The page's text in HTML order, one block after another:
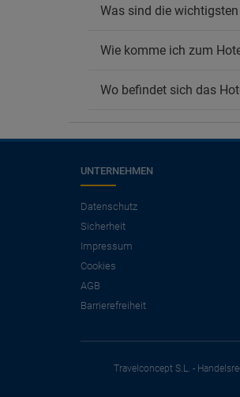
Was sind die
Wie komme ich zum
Wo befindet sich das
Benötigen Sie einen
Flug?
Angebote für Flug + Hotel ansehen.
Sparen Sie mehr als 25 % bei Ihrem
Urlaub.
UNTERNEHMEN
Datenschutz
Sicherheit
Impressum
Cookies
AGB
Barrierefreiheit
Travelconcept S.L. -